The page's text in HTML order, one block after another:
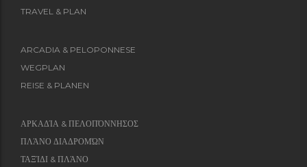
TRAVEL & PLAN
ARCADIA & PELOPONNESE
WEGPLAN
REISE & PLANEN
ΑΡΚΑΔΊΑ & ΠΕΛΟΠΌΝΝΗΣΟΣ
ΠΛΆΝΟ ΔΙΑΔΡΟΜΏΝ
ΤΑΞΊΔΙ & ΠΛΆΝΟ